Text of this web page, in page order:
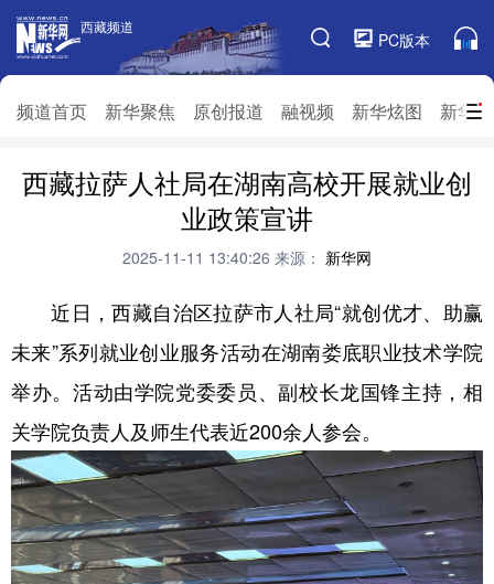
西藏频道
PC版本
频道首页 新华聚焦 原创报道 融视频 新华炫图 新华
西藏频道
频道栏目
频道首页 新华聚焦 原创报道
融视频
新华访谈 新华云直播
生态西藏 文化旅游
推广信息
西藏拉萨人社局在湖南高校开展就业创
业政策宣讲
2025-11-11 13:40:26 来源： 新华网
近日，西藏自治区拉萨市人社局“就创优才、助赢
未来”系列就业创业服务活动在湖南娄底职业技术学院
举办。活动由学院党委委员、副校长龙国锋主持，相
关学院负责人及师生代表近200余人参会。